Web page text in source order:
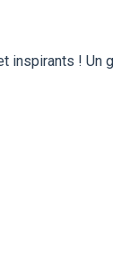
inspirants ! Un